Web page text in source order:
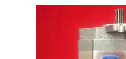
冷却器厂家直销